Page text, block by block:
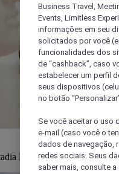
Mercure única
Business Travel,
Events, Limitless
informações em seu
solicitados por você
funcionalidades dos
de “cashback”, caso
estabelecer um perfil
seus dispositivos
no botão
Se você aceitar o uso
e-mail (caso você o
dados de navegação,
redes sociais. Seus
saber mais, consulte